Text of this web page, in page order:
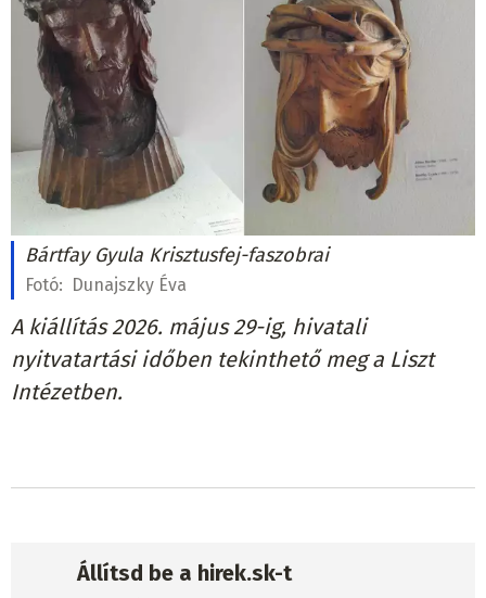
Bártfay Gyula Krisztusfej-faszobrai
Fotó: Dunajszky Éva
A kiállítás 2026. május 29-ig, hivatali
nyitvatartási időben tekinthető meg a Liszt
Intézetben.
Állítsd be a hirek.sk-t